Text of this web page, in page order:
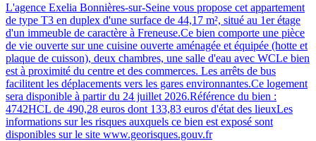
L'agence Exelia Bonnières-sur-Seine vous propose cet appartement
de type T3 en duplex d'une surface de 44,17 m², situé au 1er étage
d'un immeuble de caractère à Freneuse.Ce bien comporte une pièce
de vie ouverte sur une cuisine ouverte aménagée et équipée (hotte et
plaque de cuisson), deux chambres, une salle d'eau avec WCLe bien
est à proximité du centre et des commerces. Les arrêts de bus
facilitent les déplacements vers les gares environnantes.Ce logement
sera disponible à partir du 24 juillet 2026.Référence du bien :
4742HCL de 490,28 euros dont 133,83 euros d'état des lieuxLes
informations sur les risques auxquels ce bien est exposé sont
disponibles sur le site www.georisques.gouv.fr